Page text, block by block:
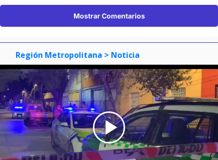
Mostrar Comentarios
Región Metropolitana > Noticia